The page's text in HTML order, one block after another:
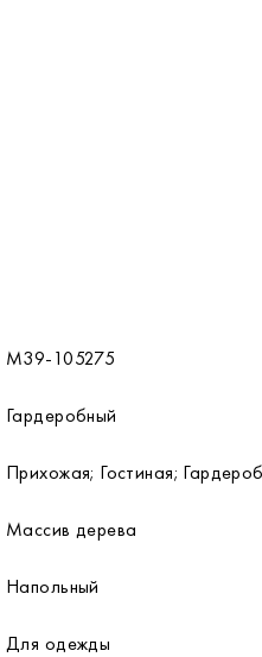
M39-105275
Гардеробный
Прихожая; Гостиная;
Массив дерева
Напольный
Для одежды